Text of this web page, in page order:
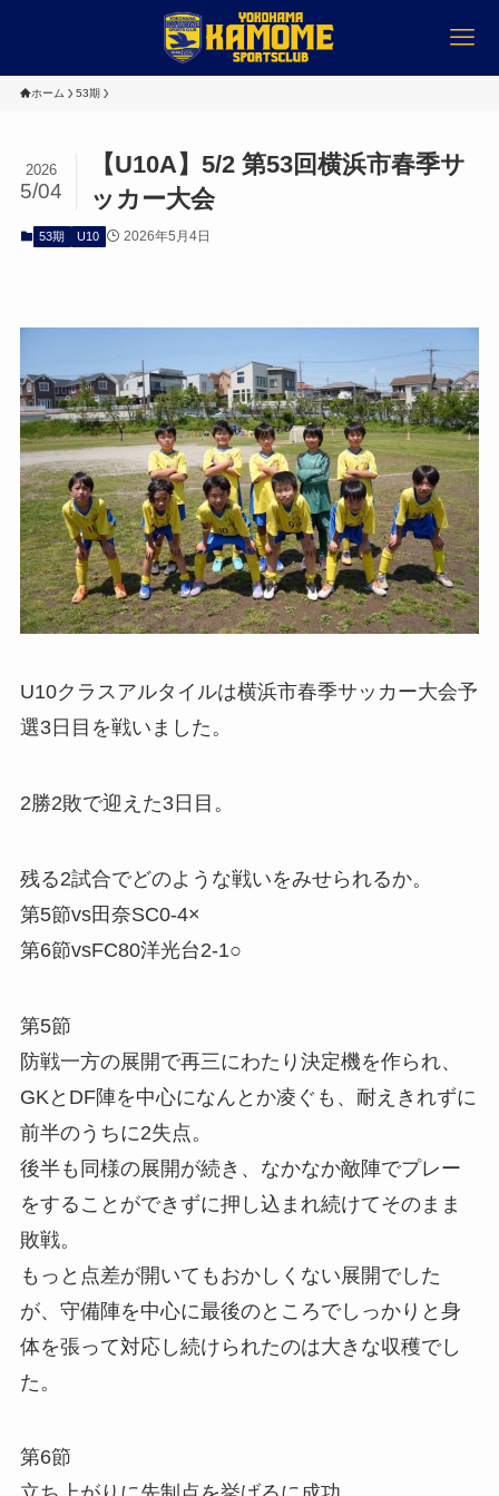
ホーム 53期
【U10A】5/2 第53回横浜市春季サ
ッカー大会
2026
5/04
53期 U10 2026年5月4日
U10クラスアルタイルは横浜市春季サッカー大会予
選3日目を戦いました。
2勝2敗で迎えた3日目。
残る2試合でどのような戦いをみせられるか。
第5節vs田奈SC0-4×
第6節vsFC80洋光台2-1○
第5節
防戦一方の展開で再三にわたり決定機を作られ、
GKとDF陣を中心になんとか凌ぐも、耐えきれずに
前半のうちに2失点。
後半も同様の展開が続き、なかなか敵陣でプレー
をすることができずに押し込まれ続けてそのまま
敗戦。
もっと点差が開いてもおかしくない展開でした
が、守備陣を中心に最後のところでしっかりと身
体を張って対応し続けられたのは大きな収穫でし
た。
第6節